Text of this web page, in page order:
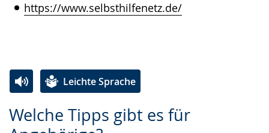
https://www.selbsthilfenetz.de/
Welche Tipps gibt es für
Leichte Sprache
Leichten
Audio-
Video